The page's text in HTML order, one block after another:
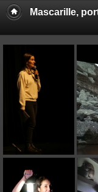
Mascarille,